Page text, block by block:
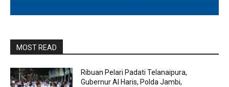
MOST READ
Ribuan Pelari Padati Telanaipura,
Gubernur Al Haris, Polda Jambi,